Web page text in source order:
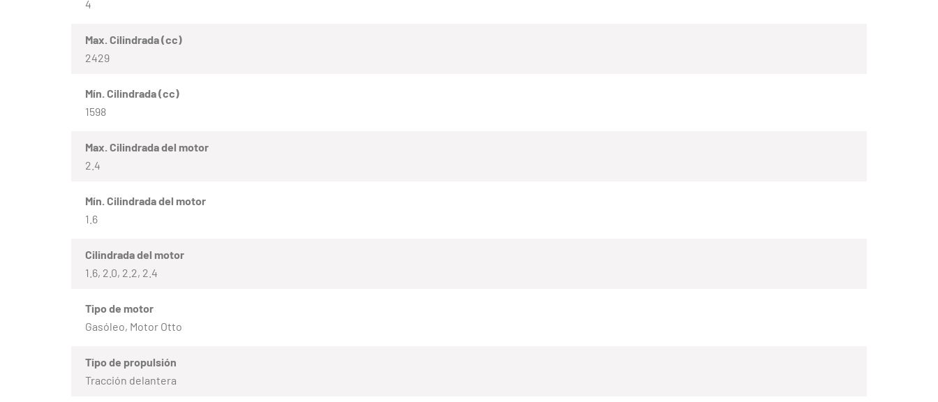
4
Max. Cilindrada (cc)
2429
Mín. Cilindrada (cc)
1598
Max. Cilindrada del motor
2.4
Mín. Cilindrada del motor
1.6
Cilindrada del motor
1.6, 2.0, 2.2, 2.4
Tipo de motor
Gasóleo, Motor Otto
Tipo de propulsión
Tracción delantera